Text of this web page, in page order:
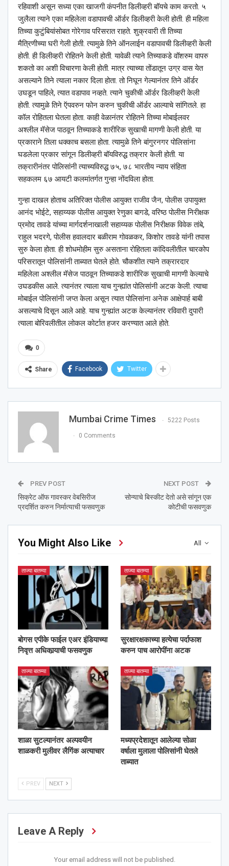
रहिवाशी असून सध्या एका खाजगी कंपनीत डिलीव्हरी बॉयचे काम करतो. ५
जुलैला त्याने एका महिलेला वडापावची ऑर्डर डिलीव्हरी केली होती. ही महिला
तिच्या कुटुंबियांसोबत गोरेगाव परिसरात राहते. शुक्रवारी ती तिच्या
मैत्रिणीच्या घरी गेली होती. त्यामुळे तिने ऑनलाईन वडापावची डिलीव्हरी केली
होती. ही डिलीव्हरी रोहितने केली होती. यावेळी त्याने तिच्याकडे वॉशरुम वापरु
शकतो का अशी विचारणा केली होती. मात्र त्याच्या तोंडातून उग्र वास येत
असल्याने तिने त्याला नकार दिला होता. तो निघून गेल्यानंतर तिने ऑर्डर
उघडून पाहिले, त्यात वडापाव नव्हते. त्याने चुकीची ऑर्डर डिलीव्हरी केली
होती. त्यामुळे तिने ऍपवरुन फोन करुन चुकीची ऑर्डर आल्याचे सांगितले. हा
कॉल रोहितला घेतला होता. काही वेळानंतर रोहितने तिच्या मोबाईलवर
अश्‍लील मॅसेज पाठवून तिच्याकडे शारीरिक सुखाची मागणी केली होती. या
प्रकाराने तिला धक्काच बसला होता. त्यामुळे तिने बांगुरनगर पोलिसांना
घडलेला प्रकार सांगून डिलीव्हरी बॉयविरुद्ध तक्रार केली होती. या
तक्रारीनंतर पोलिसांनी त्याच्यविरुद्ध ७५, ७८ भारतीय न्याय संहिता
सहकलम ६७ आयटी कलमांतर्गत गुन्हा नोंदविला होता.
गुन्हा दाखल होताच अतिरिक्त पोलीस आयुक्त राजीव जैन, पोलीस उपायुक्त
आनंद भोईटे, सहाय्यक पोलीस आयुक्त रेणुका बागडे, वरिष्ठ पोलीस निरीक्षक
प्रमोद तावडे यांच्या मार्गदर्शनाखाली सहाय्यक पोलीस निरीक्षक विवेक तांबे,
राहुल भदरगे, पोलीस हवालदार बळीराम गोवळकर, किशोर तावडे यांनी तपास
सुरु केला होता. ही शोधमोहीम सुरु असताना रोहितला कांदिवलीतील चारकोप
परिसरातून पोलिसांनी ताब्यात घेतले होते. चौकशीत त्याने तक्रारदार
महिलेला अश्‍लील मॅसेज पाठवून तिच्याकडे शारीरिक सुखाची मागणी केल्याचे
उघडकीस आले. त्यानंतर त्याला याच गुन्ह्यांत पोलिसांनी अटक केली. त्याचा
मोबाईल पोलिसांनी जप्त केला असून त्यात पोलिसांना अनेक आक्षेपार्ह बाबी
असल्याचे दिसून आले आहे. याच गुन्ह्यांत अटक केल्यानंतर रविवारी दुपारी
त्याला बोरिवलीतील लोकल कोर्टात हजर करण्यात आले होते.
0
Share Facebook Twitter
Mumbai Crime Times 5222 Posts
0 Comments
PREV POST
सिक्रेट ऑफ गावस्कर वेबसिरीज
प्रदर्शित करुन निर्मात्याची फसवणुक
NEXT POST
सोन्याचे बिस्कीट देतो असे सांगून एक
कोटीची फसवणुक
All
You Might Also Like
ताज्या बातम्या
बोगस एपीके फाईल एअर इंडियाच्या
निवृत्त अधिकार्‍याची फसवणुक
ताज्या बातम्या
सुरक्षारक्षकाच्या हत्येचा पर्दाफाश
करुन पाच आरोपींना अटक
ताज्या बातम्या
शाळा सुटल्यानंतर अल्पवयीन
शाळकरी मुलीवर लैगिंक अत्याचार
ताज्या बातम्या
मध्यप्रदेशातून आलेल्या सोळा
वर्षाला मुलाला पोलिसांनी घेतले
ताब्यात
PREV NEXT
Leave A Reply
Your email address will not be published.